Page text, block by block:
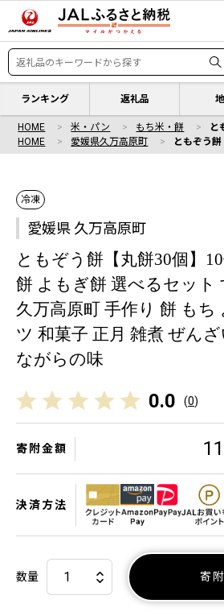
ランキング 返礼品
HOME 米・パン もち米・餅
と
HOME
愛媛県久万高原町 ともぞう
冷凍
愛媛県 久万高原町
ともぞう餅【丸餅30個】
餅 よもぎ餅 選べるセット
久万高原町 手作り 餅 もち
ツ 和菓子 正月 雑煮 ぜん
ながらの味
0.0 (0)
寄附金額
決済方法
数量 寄